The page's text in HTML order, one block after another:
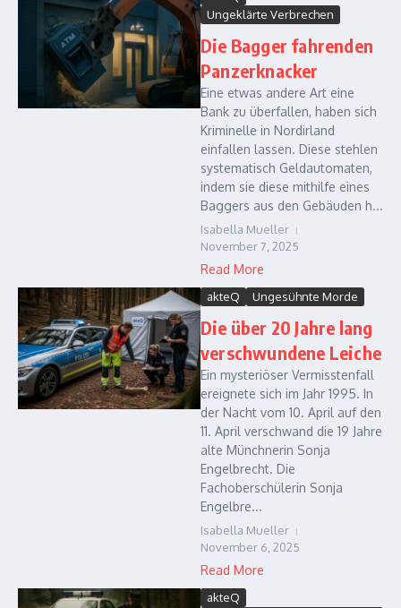
Ungeklärte Verbrechen
Die Bagger fahrenden
Panzerknacker
Eine etwas andere Art eine
Bank zu überfallen, haben sich
Kriminelle in Nordirland
einfallen lassen. Diese stehlen
systematisch Geldautomaten,
indem sie diese mithilfe eines
Baggers aus den Gebäuden h...
Isabella Mueller
November 7, 2025
Read More
akteQ Ungesühnte Morde
Die über 20 Jahre lang
verschwundene Leiche
Ein mysteriöser Vermisstenfall
ereignete sich im Jahr 1995. In
der Nacht vom 10. April auf den
11. April verschwand die 19 Jahre
alte Münchnerin Sonja
Engelbrecht. Die
Fachoberschülerin Sonja
Engelbre...
Isabella Mueller
November 6, 2025
Read More
akteQ